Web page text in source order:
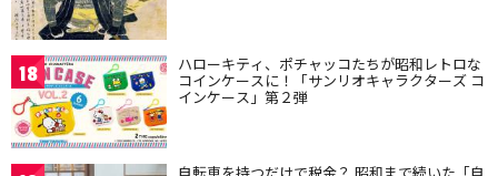
18 ハローキティ、ポチャッコたちが昭和レトロな
コインケースに！「サンリオキャラクターズ コ
インケース」第２弾